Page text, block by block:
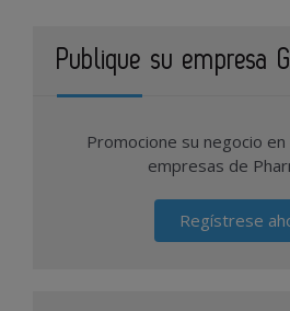
Publique su empresa
Promocione su negocio
empresas de
Regístrese